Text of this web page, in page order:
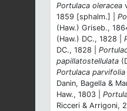
Portulaca oleracea
1859 [sphalm.] |
(Haw.) Griseb.,
(Haw.) DC., 1828 |
DC., 1828 |
papillatostellulata
Portulaca parvifolia
Danin, Bagella &
Haw., 1803 |
Ricceri & Arrigoni,